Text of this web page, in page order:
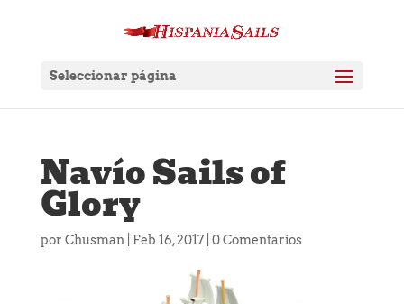
Seleccionar página
Navío Sails of
Glory
por Chusman Feb 16, 2017| 0 Comentarios